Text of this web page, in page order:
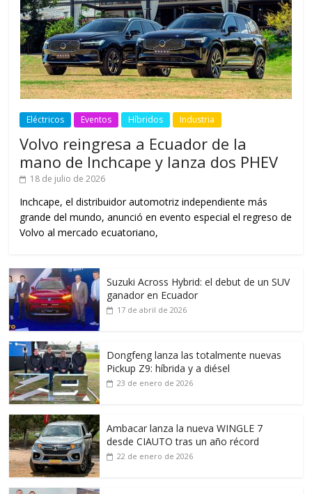
Eléctricos Eventos Híbridos Industria
Volvo reingresa a Ecuador de la
mano de Inchcape y lanza dos PHEV
18 de julio de 2026
Inchcape, el distribuidor automotriz independiente más
grande del mundo, anunció en evento especial el regreso de
Volvo al mercado ecuatoriano,
Suzuki Across Hybrid: el debut de un SUV
ganador en Ecuador
17 de abril de 2026
Dongfeng lanza las totalmente nuevas
Pickup Z9: híbrida y a diésel
23 de enero de 2026
Ambacar lanza la nueva WINGLE 7
desde CIAUTO tras un año récord
22 de enero de 2026